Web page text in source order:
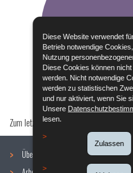
Diese Website verwendet
Betrieb notwendige
Nutzung
Diese Cookies können
werden. Nicht notwendige
werden zu statistischen
und nur aktiviert, wenn Sie
Unsere
lesen.
Zulassen
Zum letzten Mal aktualisiert am
Über uns